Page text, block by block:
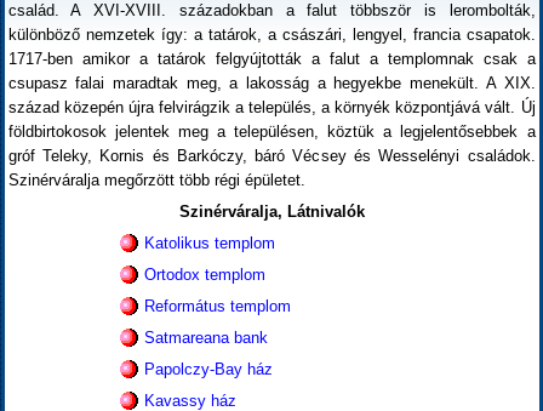
család. A XVI-XVIII. századokban a falut többször is lerombolták,
különböző nemzetek így: a tatárok, a császári, lengyel, francia csapatok.
1717-ben amikor a tatárok felgyújtották a falut a templomnak csak a
csupasz falai maradtak meg, a lakosság a hegyekbe menekült. A XIX.
század közepén újra felvirágzik a település, a környék központjává vált. Új
földbirtokosok jelentek meg a településen, köztük a legjelentősebbek a
gróf Teleky, Kornis és Barkóczy, báró Vécsey és Wesselényi családok.
Szinérváralja megőrzött több régi épületet.
Szinérváralja, Látnivalók
Katolikus templom
Ortodox templom
Református templom
Satmareana bank
Papolczy-Bay ház
Kavassy ház